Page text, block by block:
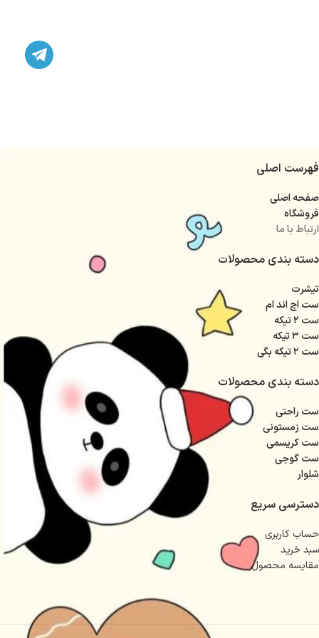
فهرست اصلی
صفحه اصلی
فروشگاه
ارتباط با ما
دسته بندی محصولات
تیشرت
ست اچ اند ام
ست ۲ تیکه
ست ۳ تیکه
ست ۲ تیکه بگی
دسته بندی محصولات
ست راحتی
ست زمستونی
ست کریسمی
ست گوجی
شلوار
دسترسی سریع
حساب کاربری
سبد خرید
مقایسه محصول